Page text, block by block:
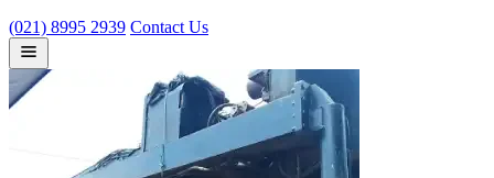
(021) 8995 2939 Contact Us